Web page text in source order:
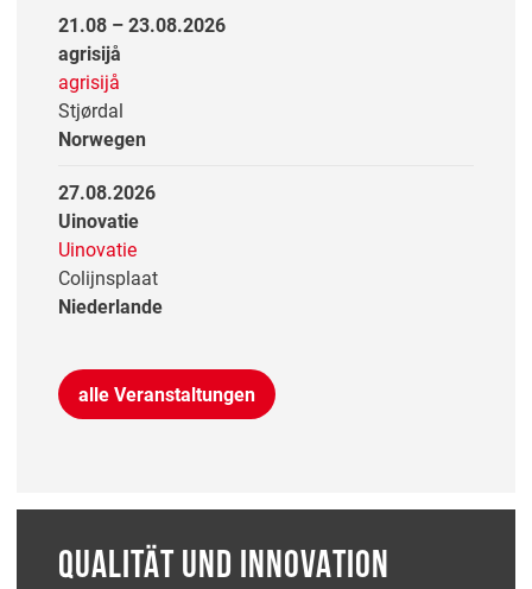
21.08 – 23.08.2026
agrisijå
agrisijå
Stjørdal
Norwegen
27.08.2026
Uinovatie
Uinovatie
Colijnsplaat
Niederlande
alle Veranstaltungen
QUALITÄT UND INNOVATION